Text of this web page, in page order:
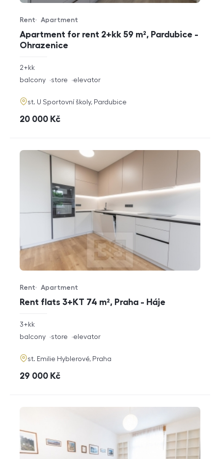
Apartment for rent 2+kk 59 m², Pardubice -
Ohrazenice
Offer type
Rent
Property type
Apartment
rozměry
disposition
2+kk
funkce
balcony store elevator
adresa
st. U Sportovní školy, Pardubice
cena
20 000 Kč
Rent flats 3+KT 74 m², Praha - Háje
Offer type
Rent
Property type
Apartment
rozměry
3+kk
funkce
balcony store elevator
adresa
st. Emilie Hyblerové, Praha
cena
29 000 Kč